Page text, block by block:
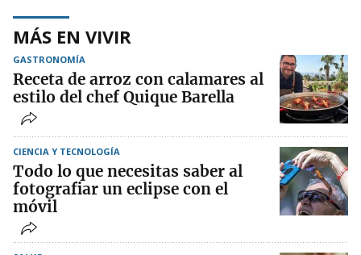
MÁS EN VIVIR
GASTRONOMÍA
Receta de arroz con calamares al
estilo del chef Quique Barella
CIENCIA Y TECNOLOGÍA
Todo lo que necesitas saber al
fotografiar un eclipse con el
móvil